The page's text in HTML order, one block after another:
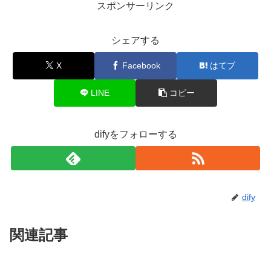
スポンサーリンク
シェアする
X Facebook はてブ
LINE コピー
difyをフォローする
dify
関連記事